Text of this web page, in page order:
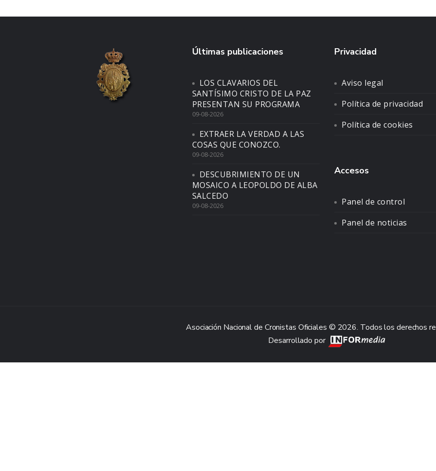
Últimas publicaciones
LOS CLAVARIOS DEL
SANTÍSIMO CRISTO DE LA PAZ
PRESENTAN SU PROGRAMA
09-08-2026
EXTRAER LA VERDAD A LAS
COSAS QUE CONOZCO.
09-08-2026
DESCUBRIMIENTO DE UN
MOSAICO A LEOPOLDO DE ALBA
SALCEDO
09-08-2026
Privacidad
Aviso legal
Política de privacidad
Política de cookies
Accesos
Panel de control
Panel de noticias
Asociación Nacional de Cronistas Oficiales © 2026. Todos los derechos
Desarrollado por